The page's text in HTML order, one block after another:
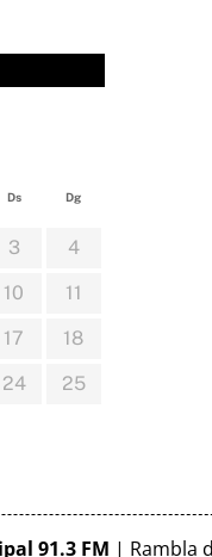
Ds Dg
3
4
10
11
17
18
24
25
91.3 FM | Rambla